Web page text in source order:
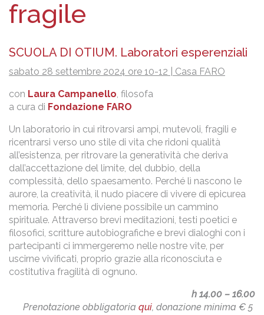
fragile
SCUOLA DI OTIUM. Laboratori esperenziali
sabato 28 settembre 2024 ore 10-12 | Casa FARO
con Laura Campanello , filosofa
a cura di Fondazione FARO
Un laboratorio in cui ritrovarsi ampi, mutevoli, fragili e
ricentrarsi verso uno stile di vita che ridoni qualità
all’esistenza, per ritrovare la generatività che deriva
dall’accettazione del limite, del dubbio, della
complessità, dello spaesamento. Perché lì nascono le
aurore, la creatività, il nudo piacere di vivere di epicurea
memoria. Perché lì diviene possibile un cammino
spirituale. Attraverso brevi meditazioni, testi poetici e
filosofici, scritture autobiografiche e brevi dialoghi con i
partecipanti ci immergeremo nelle nostre vite, per
uscirne vivificati, proprio grazie alla riconosciuta e
costitutiva fragilità di ognuno.
h 14.00 – 16.00
Prenotazione obbligatoria qui , donazione minima € 5